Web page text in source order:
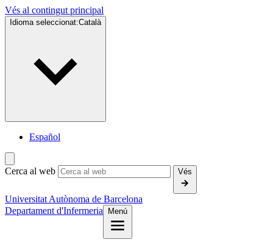
Vés al contingut principal
Idioma seleccionat:Català
Español
Cerca al web Vés
Universitat Autònoma de Barcelona
Departament d'Infermeria
Menú